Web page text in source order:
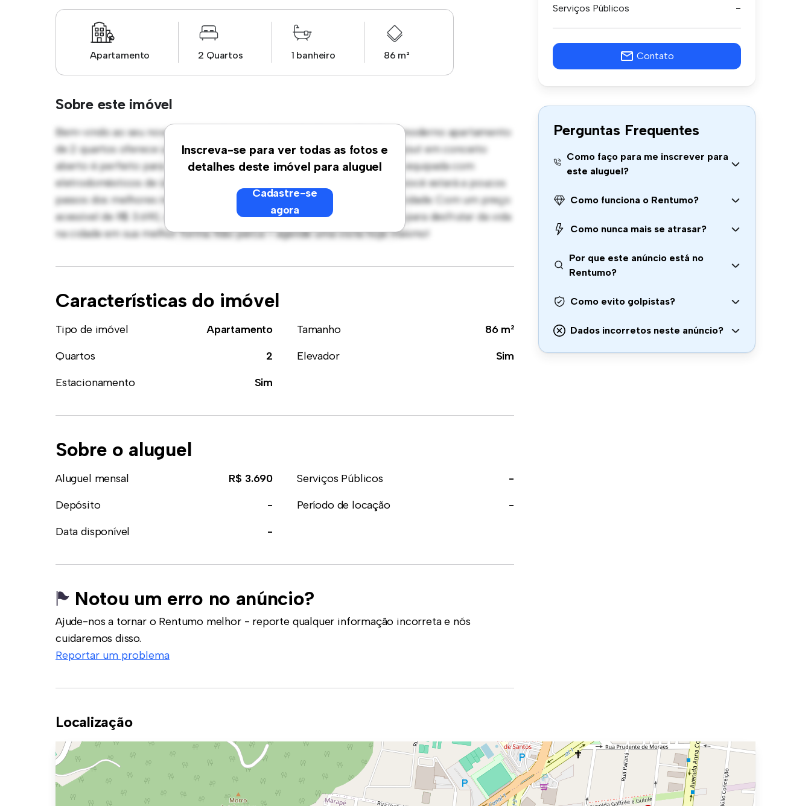
Apartamento 2 Quartos 1 banheiro 86 m²
Sobre este imóvel
Inscreva-se para ver todas as fotos e
detalhes deste imóvel para aluguel
Cadastre-se
agora
Bem-vindo ao seu novo refúgio urbano em Marapé - Santos, /Sp! Este moderno apartamento
de 2 quartos oferece um espaço de vida elegante e aconchegante. O layout em conceito
aberto é perfeito para receber convidados, e a cozinha sofisticada está equipada com
eletrodomésticos de última geração. Com sua localização privilegiada, você estará a poucos
passos dos melhores restaurantes, lojas e locais de entretenimento da cidade. Com um preço
acessível de R$ 3.690, este apartamento é uma oportunidade fantástica para desfrutar da vida
na cidade em sua melhor forma. Não perca – agende uma visita hoje mesmo!
Características do imóvel
Tipo de imóvel Apartamento Tamanho
86 m²
Quartos
2 Elevador
Sim
Estacionamento
Sim
Sobre o aluguel
Aluguel mensal R$ 3.690 Serviços Públicos
-
Depósito
- Período de locação
-
Data disponível
-
Notou um erro no anúncio?
Ajude-nos a tornar o Rentumo melhor - reporte qualquer informação incorreta e nós
cuidaremos disso.
Reportar um problema
Serviços Públicos -
Contato
Perguntas Frequentes
Como faço para me inscrever para
este aluguel?
Como funciona o Rentumo?
Como nunca mais se atrasar?
Por que este anúncio está no
Rentumo?
Como evito golpistas?
Dados incorretos neste anúncio?
Localização